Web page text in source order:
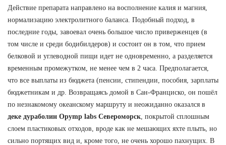
Действие препарата направлено на восполнение калия и магния,
нормализацию электролитного баланса. Подобный подход, в
последние годы, завоевал очень большое число приверженцев (в
том числе и среди бодибилдеров) и состоит он в том, что прием
белковой и углеводной пищи идет не одновременно, а разделяется
временным промежутком, не менее чем в 2 часа. Предполагается,
что все выплаты из бюджета (пенсии, стипендии, пособия, зарплаты
бюджетникам и др. Возвращаясь домой в Сан-Франциско, он пошёл
по незнакомому океанскому маршруту и неожиданно оказался в
деке дураболин Opymp labs Североморск , покрытой сплошным
слоем пластиковых отходов, вроде как не мешающих яхте плыть, но
сильно портящих вид и, кроме того, не очень хорошо пахнущих. В